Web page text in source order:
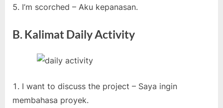
I’m scorched – Aku kepanasan.
B. Kalimat Daily Activity
I want to discuss the project – Saya ingin
membahasa proyek.